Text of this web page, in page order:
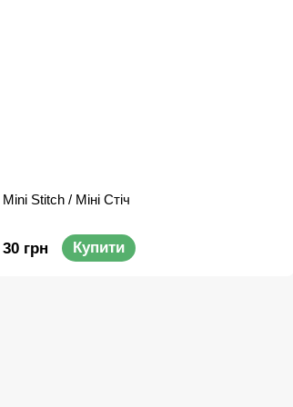
Mini Stitch / Міні Стіч
30 грн Купити